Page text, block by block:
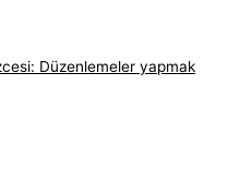
Düzenlemeler yapmak